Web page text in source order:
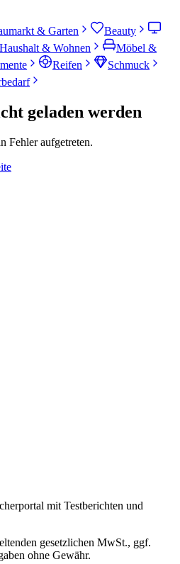
& Garten
Beauty
Haushalt & Wohnen
Möbel &
Reifen
Schmuck
geladen werden
Fehler aufgetreten.
mit Testberichten und
gesetzlichen MwSt., ggf.
ohne Gewähr.